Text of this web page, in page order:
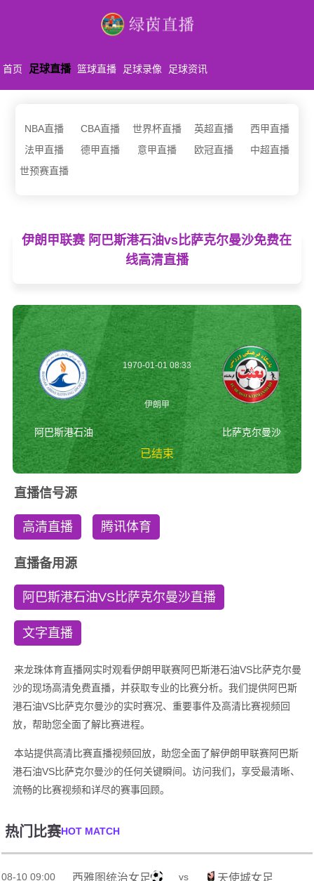
首页 足球直播 篮球直播 足球录像 足球资讯
NBA直播 CBA直播 世界杯直播 英超直播
西甲直播
法甲直播
德甲直播 意甲直播 欧冠直播
中超直播
世预赛直播
伊朗甲联赛 阿巴斯港石油vs比萨克尔曼沙免费在
线高清直播
阿巴斯港石油
1970-01-01 08:33
伊朗甲
已结束
比萨克尔曼沙
直播信号源
高清直播 腾讯体育
直播备用源
阿巴斯港石油VS比萨克尔曼沙直播
文字直播
来龙珠体育直播网实时观看伊朗甲联赛阿巴斯港石油VS比萨克尔曼
沙的现场高清免费直播，并获取专业的比赛分析。我们提供阿巴斯
港石油VS比萨克尔曼沙的实时赛况、重要事件及高清比赛视频回
放，帮助您全面了解比赛进程。
本站提供高清比赛直播视频回放，助您全面了解伊朗甲联赛阿巴斯
港石油VS比萨克尔曼沙的任何关键瞬间。访问我们，享受最清晰、
流畅的比赛视频和详尽的赛事回顾。
热门比赛HOT MATCH
08-10 09:00 西雅图统治女足 vs 天使城女足